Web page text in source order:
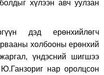
хүлээн авч уулзан
дэд ерөнхийлөгч
холбооны ерөнхий
үндэсний шигшээ
нар оролцсон